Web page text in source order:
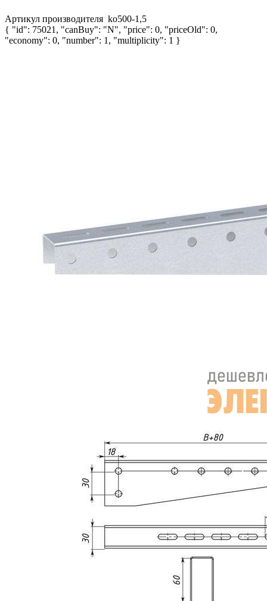
Артикул производителя ko500-1,5
{ "id": 75021, "canBuy": "N", "price": 0, "priceOld": 0,
"economy": 0, "number": 1, "multiplicity": 1 }